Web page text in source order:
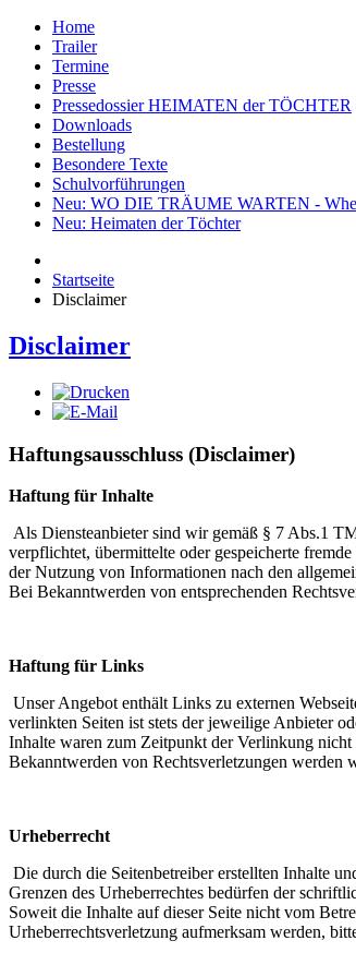
Home
Trailer
Termine
Presse
Pressedossier HEIMATEN der TÖCHTER
Downloads
Bestellung
Besondere Texte
Schulvorführungen
Neu: WO DIE TRÄUME WARTEN -
Neu: Heimaten der Töchter
Startseite
Disclaimer
Disclaimer
Haftungsausschluss (Disclaimer)
Haftung für Inhalte
Als Diensteanbieter sind wir gemäß § 7 Abs.1
verpflichtet, übermittelte oder gespeicherte
der Nutzung von Informationen nach den
Bei Bekanntwerden von entsprechenden
Haftung für Links
Unser Angebot enthält Links zu externen
verlinkten Seiten ist stets der jeweilige Anbieter
Inhalte waren zum Zeitpunkt der Verlinkung
Bekanntwerden von Rechtsverletzungen werden
Urheberrecht
Die durch die Seitenbetreiber erstellten Inhalte
Grenzen des Urheberrechtes bedürfen der
Soweit die Inhalte auf dieser Seite nicht vom
Urheberrechtsverletzung aufmerksam werden,